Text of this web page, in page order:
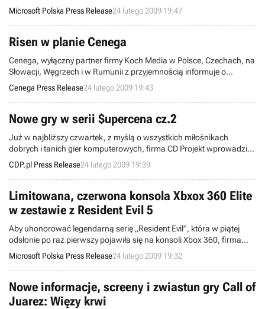
bezprzewodowy projekt z linii SideWinder, który skierowany jest do
najbardziej wymagających użytkowników, jakimi są gracze
komputerowi.
Microsoft Polska Press Release24 lutego 2009 19:47
Risen w planie Cenega
Cenega, wyłączny partner firmy Koch Media w Polsce, Czechach, na
Słowacji, Węgrzech i w Rumunii z przyjemnością informuje o
włączeniu do planu wydawniczego wyczekiwanej przez fanów RPG,
gry Risen!
Cenega Press Release24 lutego 2009 19:43
Nowe gry w serii $upercena cz.2
Już w najbliższy czwartek, z myślą o wszystkich miłośnikach
dobrych i tanich gier komputerowych, firma CD Projekt wprowadzi
do serii $upercena! 12 nowych tytułów. Aż 8 gier to tytuły, które nigdy
wcześniej nie były wydane w naszym kraju. Dziś przedstawiamy
pierwszą trójkę gier premierowych:
CDP.pl Press Release24 lutego 2009 19:39
Limitowana, czerwona konsola Xbxox 360 Elite
w zestawie z Resident Evil 5
Aby uhonorować legendarną serię „Resident Evil”, która w piątej
odsłonie po raz pierwszy pojawiła się na konsoli Xbox 360, firma
Microsoft® poinformował dziś o wprowadzeniu od 13 marca
nowego, limitowanego zestawu konsoli Xbox 360 w czerwonym
kolorze z grą „Resident Evil 5”.
Microsoft Polska Press Release24 lutego 2009 19:32
Nowe informacje, screeny i zwiastun gry Call of
Juarez: Więzy krwi